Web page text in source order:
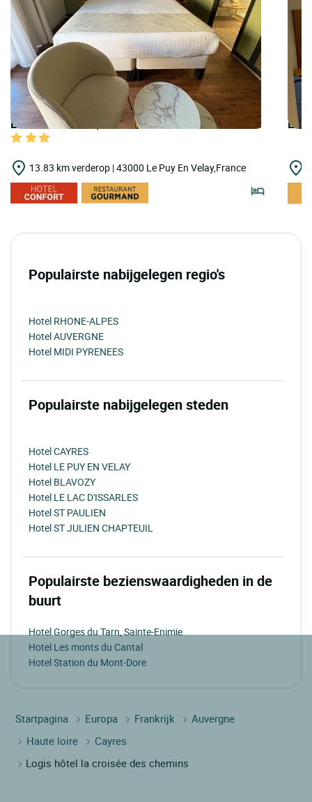
LOGIS HOTELS | Cit'Hotel Chris'tel Hôtel
13.83 km verderop | 43000 Le Puy En Velay,France
Populairste nabijgelegen regio's
Hotel RHONE-ALPES
Hotel AUVERGNE
Hotel MIDI PYRENEES
Populairste nabijgelegen steden
Hotel CAYRES
Hotel LE PUY EN VELAY
Hotel BLAVOZY
Hotel LE LAC D'ISSARLES
Hotel ST PAULIEN
Hotel ST JULIEN CHAPTEUIL
Populairste bezienswaardigheden in de
buurt
Hotel Gorges du Tarn, Sainte-Enimie
Hotel Les monts du Cantal
Hotel Station du Mont-Dore
Startpagina Europa Frankrijk
Auvergne
Haute loire
Cayres
Logis hôtel la croisée des chemins